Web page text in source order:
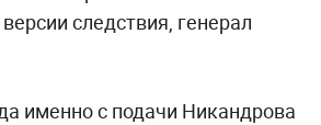
следствия, генерал
именно с подачи Никандрова